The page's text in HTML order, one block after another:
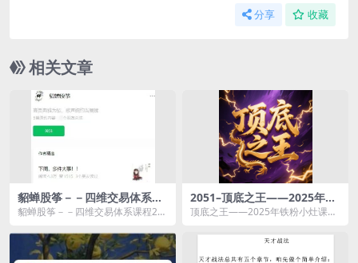
分享 收藏
相关文章
貂蝉股筝－－四维交易体系课
程2024.9-12月
貂蝉股筝－－四维交易体系课程20
2051–顶底之王——2025年铁
粉小灶课
顶底之王——2025年铁粉小灶课资